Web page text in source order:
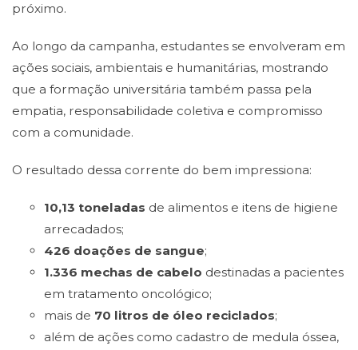
próximo.
Ao longo da campanha, estudantes se envolveram em
ações sociais, ambientais e humanitárias, mostrando
que a formação universitária também passa pela
empatia, responsabilidade coletiva e compromisso
com a comunidade.
O resultado dessa corrente do bem impressiona:
10,13 toneladas de alimentos e itens de higiene
arrecadados;
426 doações de sangue;
1.336 mechas de cabelo destinadas a pacientes
em tratamento oncológico;
mais de 70 litros de óleo reciclados;
além de ações como cadastro de medula óssea,